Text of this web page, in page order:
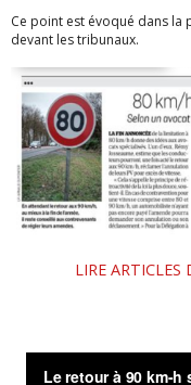
Ce point est évoqué dans la
devant les tribunaux.
LIRE ARTICLES